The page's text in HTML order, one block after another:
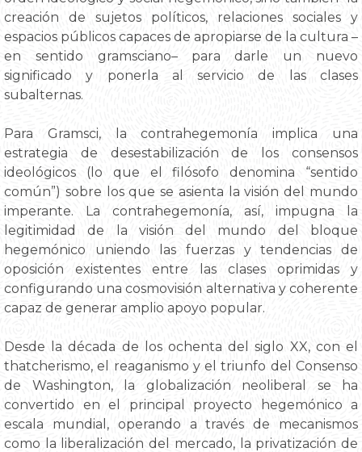
creación de sujetos políticos, relaciones sociales y
espacios públicos capaces de apropiarse de la cultura –
en sentido gramsciano– para darle un nuevo
significado y ponerla al servicio de las clases
subalternas.
Para Gramsci, la contrahegemonía implica una
estrategia de desestabilización de los consensos
ideológicos (lo que el filósofo denomina “sentido
común”) sobre los que se asienta la visión del mundo
imperante. La contrahegemonía, así, impugna la
legitimidad de la visión del mundo del bloque
hegemónico uniendo las fuerzas y tendencias de
oposición existentes entre las clases oprimidas y
configurando una cosmovisión alternativa y coherente
capaz de generar amplio apoyo popular.
Desde la década de los ochenta del siglo XX, con el
thatcherismo, el reaganismo y el triunfo del Consenso
de Washington, la globalización neoliberal se ha
convertido en el principal proyecto hegemónico a
escala mundial, operando a través de mecanismos
como la liberalización del mercado, la privatización de